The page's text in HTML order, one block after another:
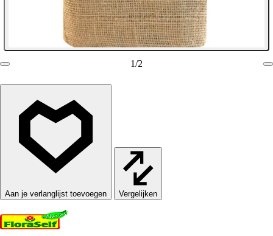
1/2
Vergelijken